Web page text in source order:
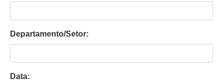
Departamento/Setor:
Data: